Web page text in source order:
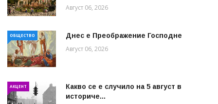
Август 06, 2026
ОБЩЕСТВО Днес е Преображение Господне
Август 06, 2026
АКЦЕНТ
Какво се е случило на 5 август в
историче...